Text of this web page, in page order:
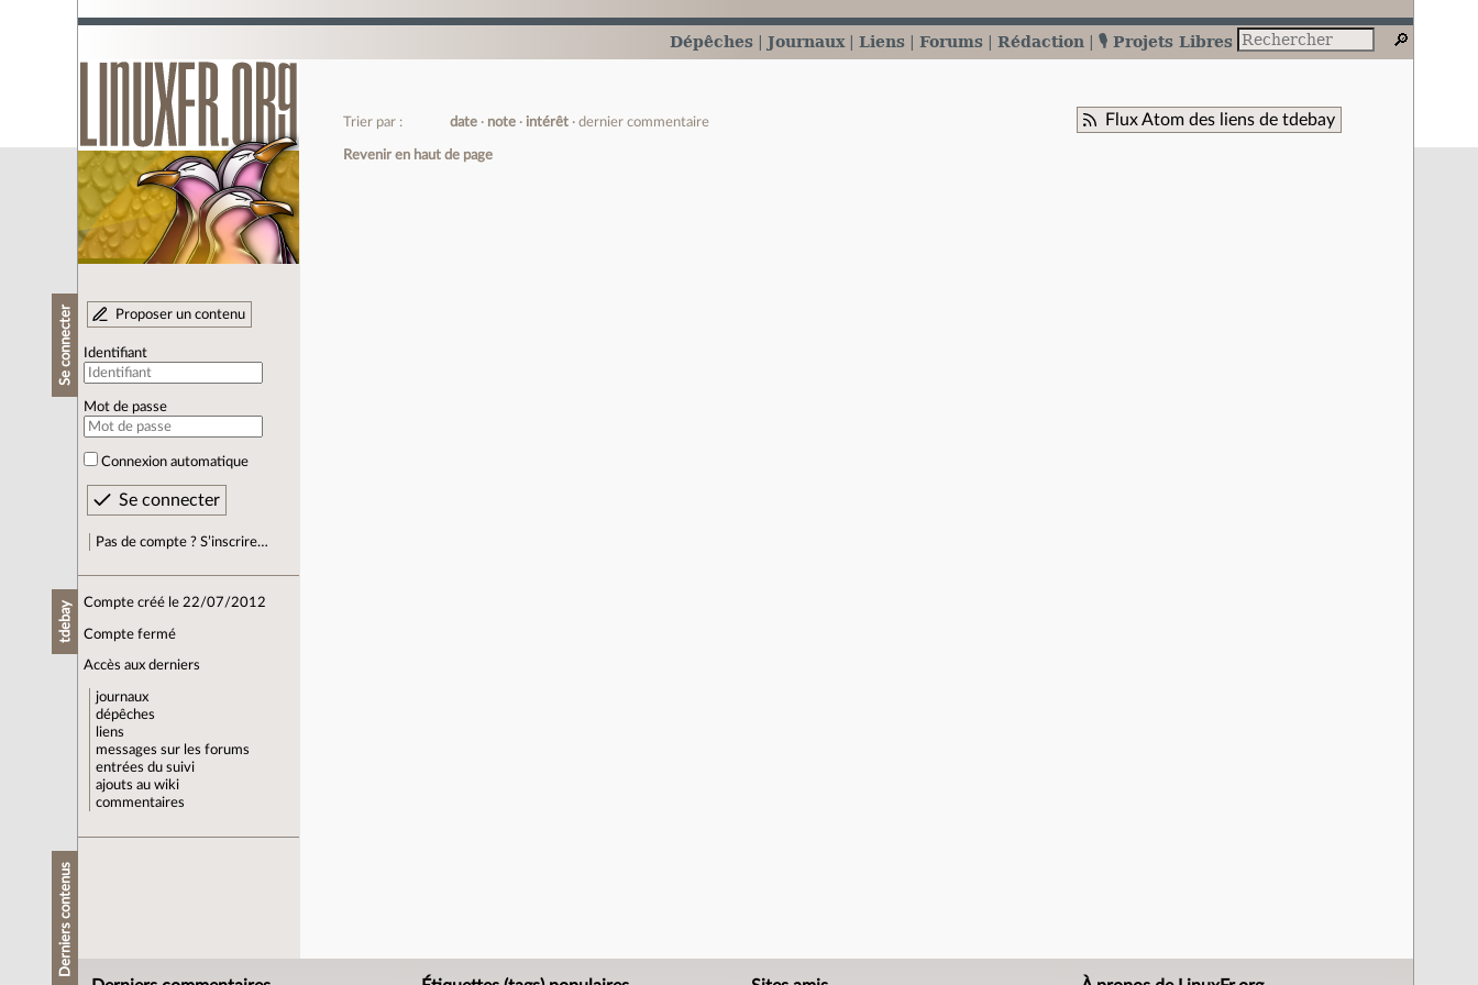
Dépêches Journaux Liens Forums Rédaction 🎙️ Projets Libres
Se connecter Proposer un contenu
Identifiant
Mot de passe
Connexion automatique
Pas de compte ? S’inscrire…
tdebay Compte créé le 22/07/2012
Compte fermé
Accès aux derniers
journaux
dépêches
liens
messages sur les forums
entrées du suivi
ajouts au wiki
commentaires
Derniers contenus
Flux Atom des liens de tdebay
Trier par : date note intérêt dernier commentaire
Revenir en haut de page